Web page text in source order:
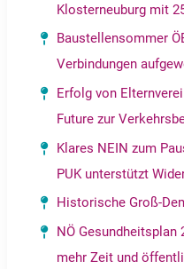
Klosterneuburg mit
Baustellensommer
Verbindungen
Erfolg von
Future zur
Klares NEIN zum
PUK unterstützt
Historische Groß-
NÖ Gesundheitsplan
mehr Zeit und